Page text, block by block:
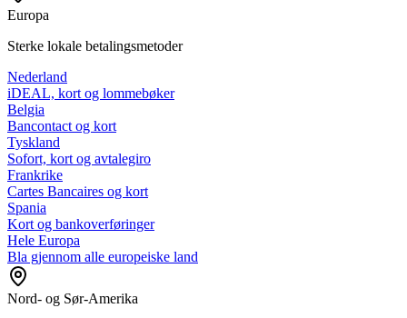
Europa
Sterke lokale betalingsmetoder
Nederland
iDEAL, kort og lommebøker
Belgia
Bancontact og kort
Tyskland
Sofort, kort og avtalegiro
Frankrike
Cartes Bancaires og kort
Spania
Kort og bankoverføringer
Hele Europa
Bla gjennom alle europeiske land
Nord- og Sør-Amerika